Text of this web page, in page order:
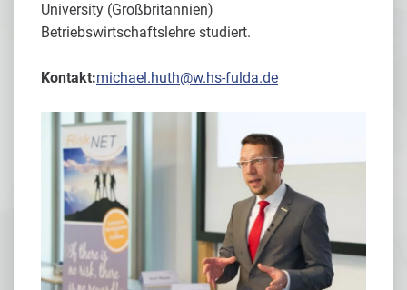
University (Großbritannien)
Betriebswirtschaftslehre studiert.
Kontakt:michael.huth@w.hs-fulda.de